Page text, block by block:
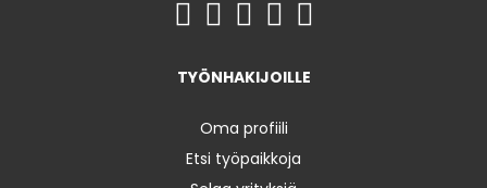
TYÖNHAKIJOILLE
Oma profiili
Etsi työpaikkoja